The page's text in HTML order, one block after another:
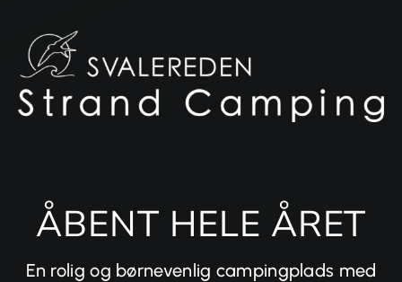
ÅBENT HELE ÅRET
En rolig og børnevenlig campingplads med